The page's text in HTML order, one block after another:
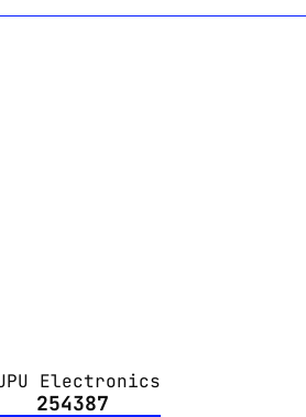
Electronics
254387